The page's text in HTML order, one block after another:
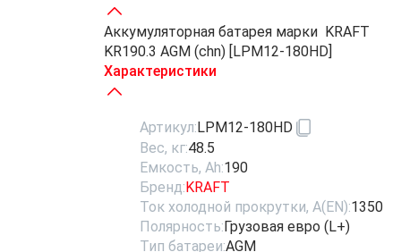
Аккумуляторная батарея марки KRAFT
KR190.3 AGM (chn) [LPM12-180HD]
Характеристики
Артикул:LPM12-180HD
Вес, кг:48.5
Емкость, Ah:190
Бренд:KRAFT
Ток холодной прокрутки, A(EN):1350
Полярность:Грузовая евро (L+)
Тип батареи:AGM